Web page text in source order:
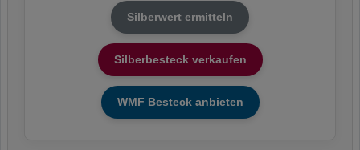
Silberwert ermitteln
Silberbesteck verkaufen
WMF Besteck anbieten